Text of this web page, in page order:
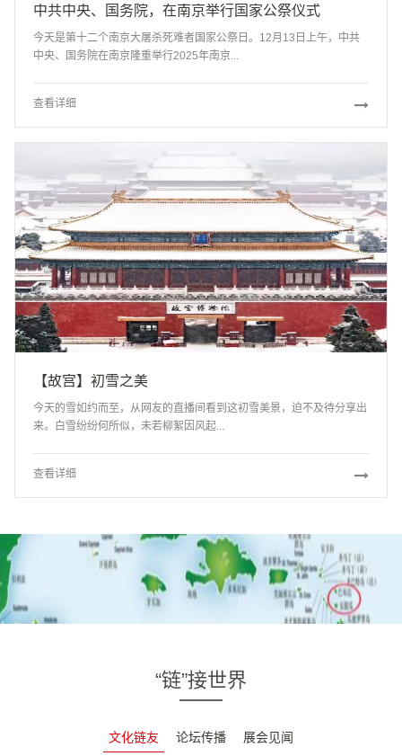
中共中央、国务院，在南京举行国家公祭仪式
今天是第十二个南京大屠杀死难者国家公祭日。12月13日上午，中共
中央、国务院在南京隆重举行2025年南京...
查看详细
【故宫】初雪之美
今天的雪如约而至，从网友的直播间看到这初雪美景，迫不及待分享出
来。白雪纷纷何所似，未若柳絮因风起...
查看详细
“链”接世界
文化链友 论坛传播 展会见闻